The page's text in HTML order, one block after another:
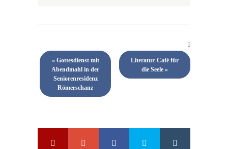
«Gottesdienst mit
Abendmahl in der
Seniorenresidenz
Römerschanz
Literatur-Café für
die Seele »